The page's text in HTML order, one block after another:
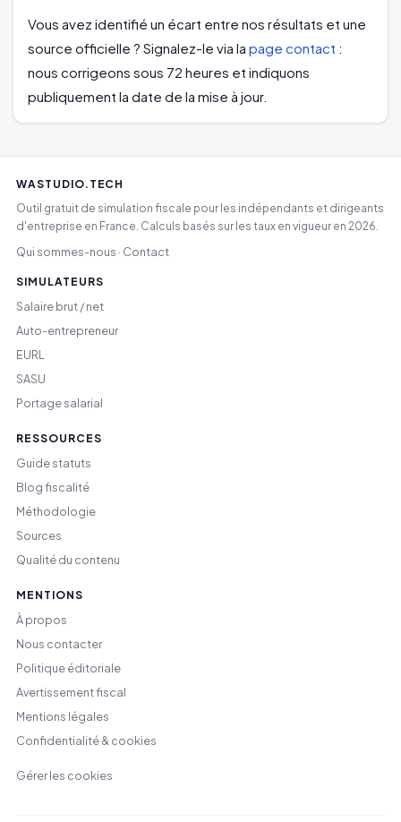
Vous avez identifié un écart entre nos résultats et une
source officielle ? Signalez-le via la page contact :
nous corrigeons sous 72 heures et indiquons
publiquement la date de la mise à jour.
WASTUDIO.TECH
Outil gratuit de simulation fiscale pour les indépendants et dirigeants
d'entreprise en France. Calculs basés sur les taux en vigueur en 2026.
Qui sommes-nous · Contact
SIMULATEURS
Salaire brut / net
Auto-entrepreneur
EURL
SASU
Portage salarial
RESSOURCES
Guide statuts
Blog fiscalité
Méthodologie
Sources
Qualité du contenu
MENTIONS
À propos
Nous contacter
Politique éditoriale
Avertissement fiscal
Mentions légales
Confidentialité & cookies
Gérer les cookies